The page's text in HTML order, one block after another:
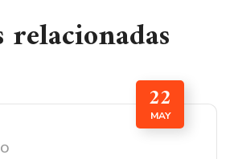
22
MAY